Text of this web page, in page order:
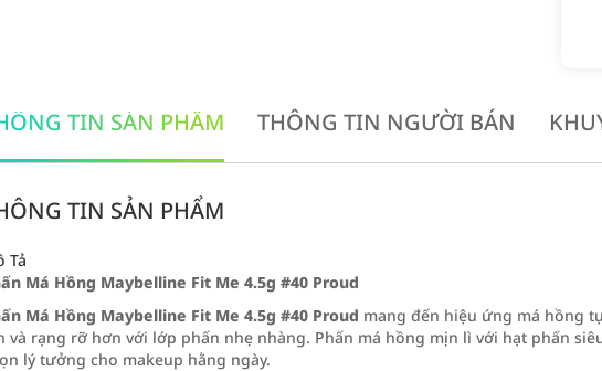
TIN SẢN PHẨM THÔNG TIN NGƯỜI BÁN
TIN SẢN PHẨM
Tả
Má Hồng Maybelline Fit Me 4.5g #40 Proud
Má Hồng Maybelline Fit Me 4.5g #40 Proud mang đến hiệu ứng má hồng
và rạng rỡ hơn với lớp phấn nhẹ nhàng. Phấn má hồng mịn lì với hạt phấn
lý tưởng cho makeup hằng ngày.